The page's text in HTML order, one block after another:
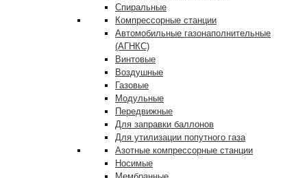
Спиральные
Компрессорные станции
Автомобильные газонаполнительные
(АГНКС)
Винтовые
Воздушные
Газовые
Модульные
Передвижные
Для заправки баллонов
Для утилизации попутного газа
Азотные компрессорные станции
Носимые